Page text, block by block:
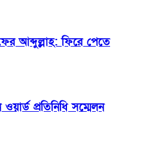
আব্দুল্লাহ: ফিরে পেতে
প্রতিনিধি সম্মেলন